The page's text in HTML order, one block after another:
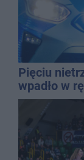
Pięciu
wpadło w
promila